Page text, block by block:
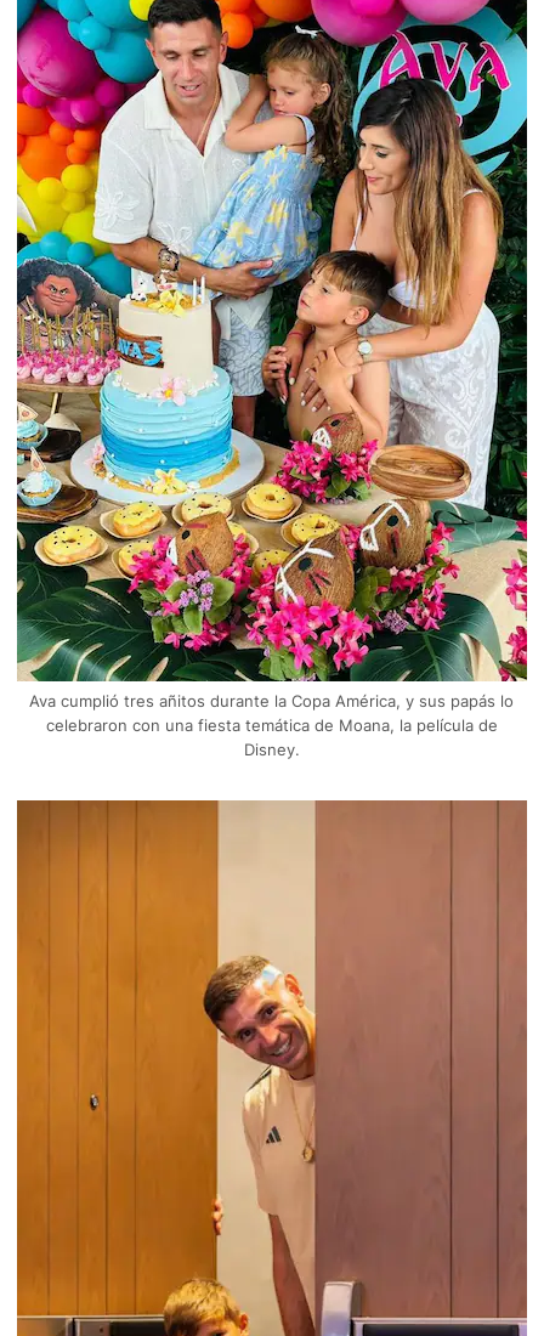
Ava cumplió tres añitos durante la Copa América, y sus papás lo
celebraron con una fiesta temática de Moana, la película de
Disney.